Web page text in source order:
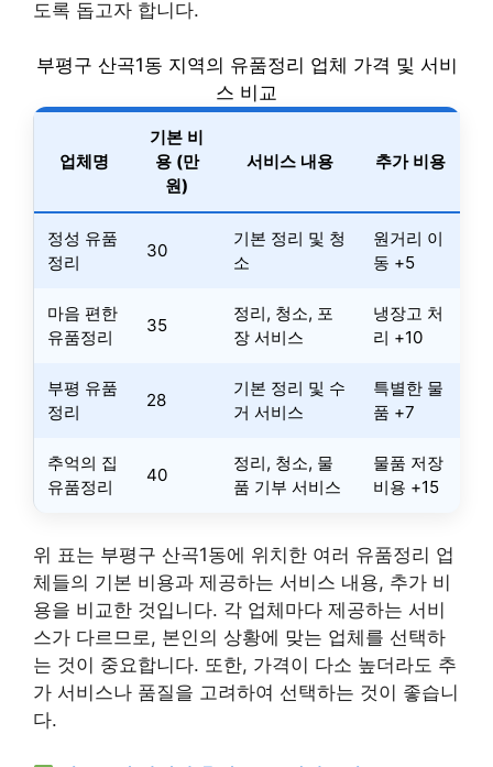
도록 돕고자 합니다.
부평구 산곡1동 지역의 유품정리 업체 가격 및 서비
스 비교
업체명
기본 비
용 (만
원)
서비스 내용 추가 비용
정성 유품
정리
30
기본 정리 및 청
소
원거리 이
동 +5
마음 편한
유품정리
35
정리, 청소, 포
장 서비스
냉장고 처
리 +10
부평 유품
정리
28
기본 정리 및 수
거 서비스
특별한 물
품 +7
추억의 집
유품정리
40
정리, 청소, 물
품 기부 서비스
물품 저장
비용 +15
위 표는 부평구 산곡1동에 위치한 여러 유품정리 업
체들의 기본 비용과 제공하는 서비스 내용, 추가 비
용을 비교한 것입니다. 각 업체마다 제공하는 서비
스가 다르므로, 본인의 상황에 맞는 업체를 선택하
는 것이 중요합니다. 또한, 가격이 다소 높더라도 추
가 서비스나 품질을 고려하여 선택하는 것이 좋습니
다.